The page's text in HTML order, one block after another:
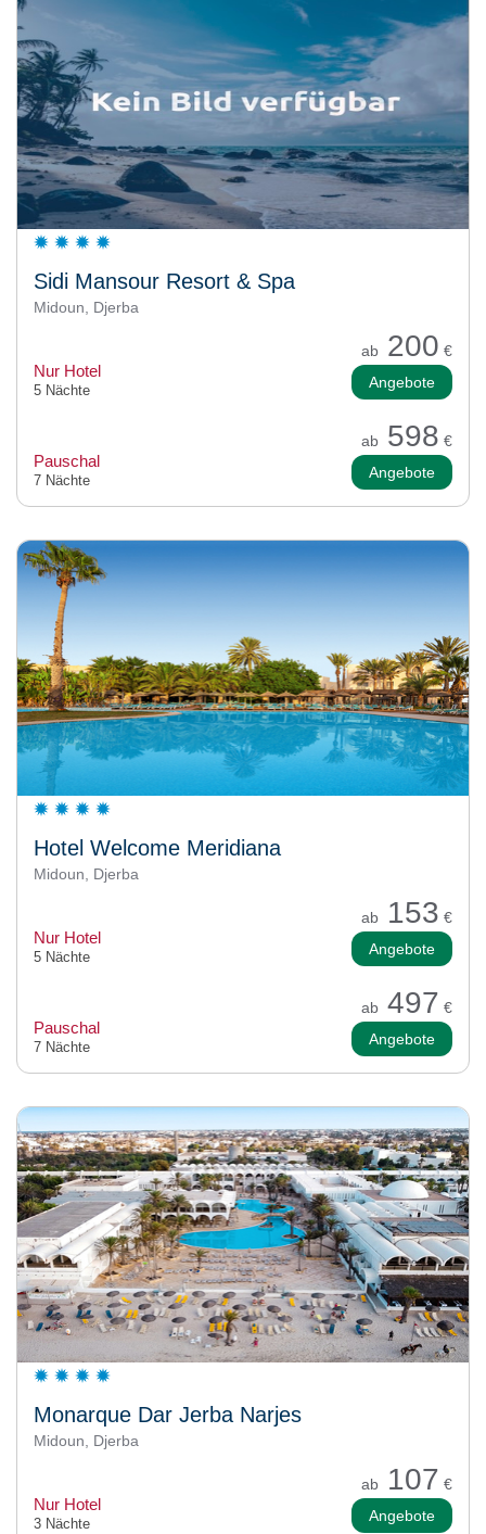
Sidi Mansour Resort & Spa
Midoun, Djerba
ab 200 €
Nur Hotel
5 Nächte Angebote
ab 598 €
Pauschal
7 Nächte Angebote
Hotel Welcome Meridiana
Midoun, Djerba
ab 153 €
Nur Hotel
5 Nächte Angebote
ab 497 €
Pauschal
7 Nächte Angebote
Monarque Dar Jerba Narjes
Midoun, Djerba
ab 107 €
Nur Hotel
3 Nächte Angebote